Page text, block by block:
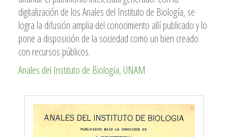
digitalización de los Anales del Instituto de Biología, se
logra la difusión amplia del conocimiento allí publicado y lo
pone a disposición de la sociedad como un bien creado
con recursos públicos.
Anales del Instituto de Biología, UNAM